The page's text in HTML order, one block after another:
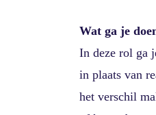
Wat ga je
In deze rol ga
in plaats van
het verschil